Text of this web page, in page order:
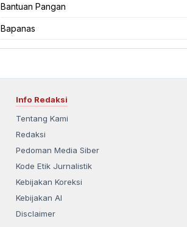
Bantuan Pangan
Bapanas
Info Redaksi
Tentang Kami
Redaksi
Pedoman Media Siber
Kode Etik Jurnalistik
Kebijakan Koreksi
Kebijakan AI
Disclaimer